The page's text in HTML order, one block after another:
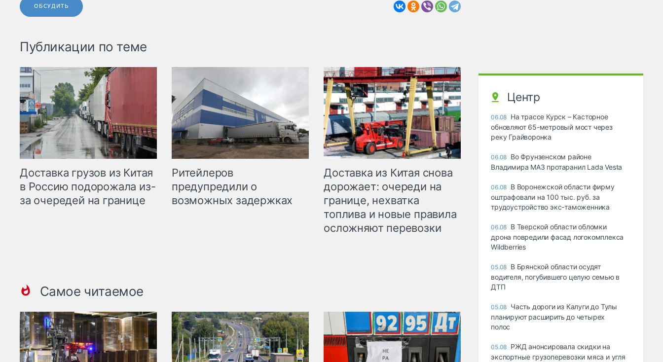
ОБСУДИТЬ
Публикации по теме
Доставка грузов из Китая
в Россию подорожала из-
за очередей на границе
Ритейлеров
предупредили о
возможных задержках
Доставка из Китая снова
дорожает: очереди на
границе, нехватка
топлива и новые правила
осложняют перевозки
Самое читаемое
Центр
06.08 На трассе Курск – Касторное
обновляют 65-метровый мост через
реку Грайворонка
06.08 Во Фрунзенском районе
Владимира МАЗ протаранил Lada Vesta
06.08 В Воронежской области фирму
оштрафовали на 100 тыс. руб. за
трудоустройство экс-таможенника
06.08 В Тверской области обломки
дрона повредили фасад логокомплекса
Wildberries
05.08 В Брянской области осудят
водителя, погубившего целую семью в
ДТП
05.08 Часть дороги из Калуги до Тулы
планируют расширить до четырех
полос
05.08 РЖД анонсировала скидки на
экспортные грузоперевозки мяса и угля